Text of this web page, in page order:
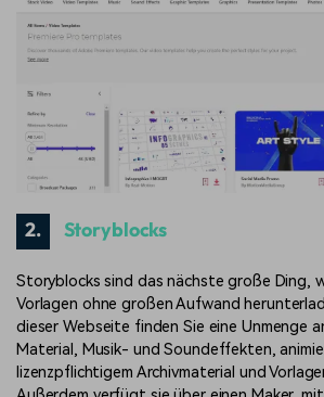
2. Storyblocks
Storyblocks sind das nächste große Ding,
Vorlagen ohne großen Aufwand
dieser Webseite finden Sie eine Unmenge
Material, Musik- und Soundeffekten,
lizenzpflichtigem Archivmaterial und